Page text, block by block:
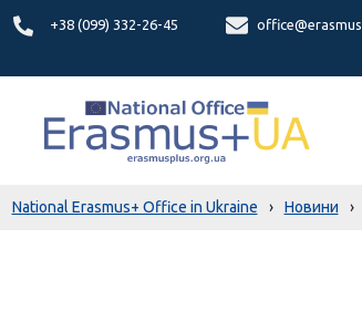
+38 (099) 332-26-45
National Erasmus+ Office in Ukraine › Новини ›